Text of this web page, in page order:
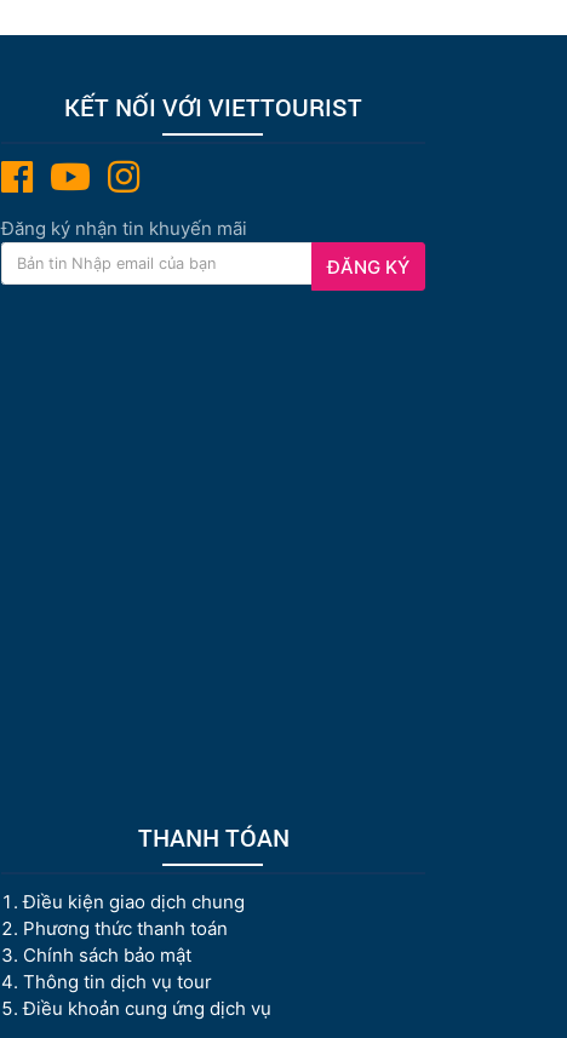
KẾT NỐI VỚI VIETTOURIST
Đăng ký nhận tin khuyến mãi
ĐĂNG KÝ
THANH TÓAN
Điều kiện giao dịch chung
Phương thức thanh toán
Chính sách bảo mật
Thông tin dịch vụ tour
Điều khoản cung ứng dịch vụ